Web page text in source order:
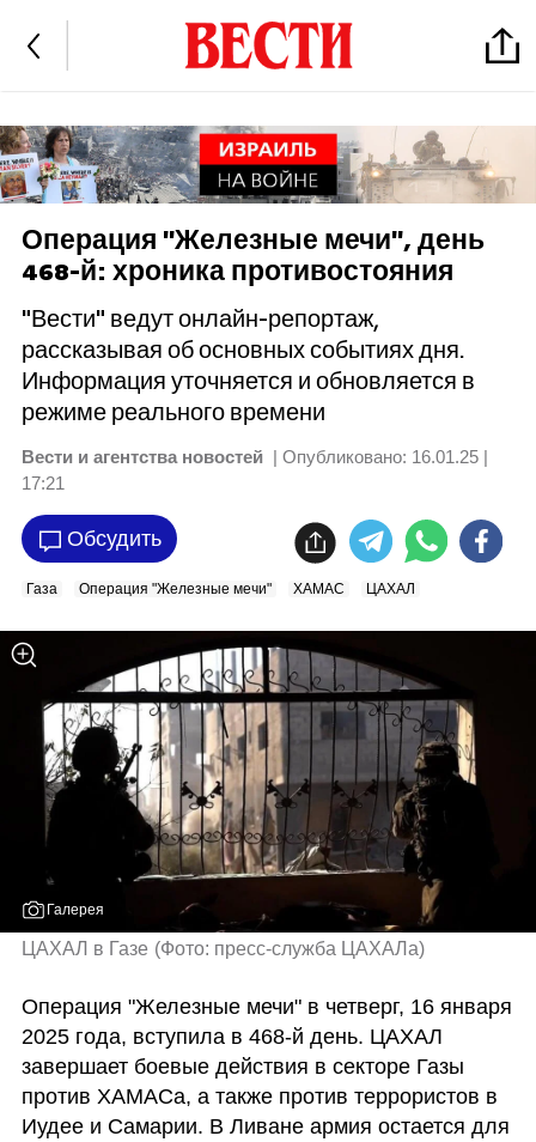
Операция "Железные мечи", день
468-й: хроника противостояния
"Вести" ведут онлайн-репортаж,
рассказывая об основных событиях дня.
Информация уточняется и обновляется в
режиме реального времени
Вести и агентства новостей | Опубликовано: 16.01.25 |
17:21
Обсудить
Газа Операция "Железные мечи" ХАМАС ЦАХАЛ
Галерея
ЦАХАЛ в Газе (Фото: пресс-служба ЦАХАЛа)
Операция "Железные мечи" в четверг, 16 января
2025 года, вступила в 468-й день. ЦАХАЛ
завершает боевые действия в секторе Газы
против ХАМАСа, а также против террористов в
Иудее и Самарии. В Ливане армия остается для